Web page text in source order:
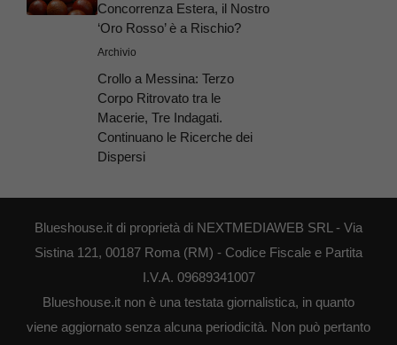
Concorrenza Estera, il Nostro
‘Oro Rosso’ è a Rischio?
Archivio
Crollo a Messina: Terzo
Corpo Ritrovato tra le
Macerie, Tre Indagati.
Continuano le Ricerche dei
Dispersi
Blueshouse.it di proprietà di NEXTMEDIAWEB SRL - Via
Sistina 121, 00187 Roma (RM) - Codice Fiscale e Partita
I.V.A. 09689341007
Blueshouse.it non è una testata giornalistica, in quanto
viene aggiornato senza alcuna periodicità. Non può pertanto